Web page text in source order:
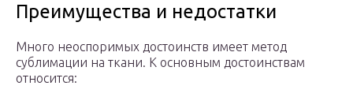
Преимущества и недостатки
Много неоспоримых достоинств имеет метод
сублимации на ткани. К основным достоинствам
относится: